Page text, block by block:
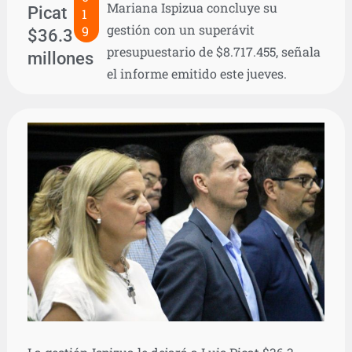
Picat
$36.3
millones
1
9
Mariana Ispizua concluye su
gestión con un superávit
presupuestario de $8.717.455, señala
el informe emitido este jueves.